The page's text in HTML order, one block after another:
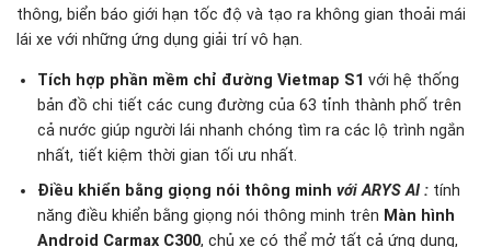
thông, biển báo giới hạn tốc độ và tạo ra không gian thoải mái
lái xe với những ứng dụng giải trí vô hạn.
Tích hợp phần mềm chỉ đường Vietmap S1 với hệ thống
bản đồ chi tiết các cung đường của 63 tỉnh thành phố trên
cả nước giúp người lái nhanh chóng tìm ra các lộ trình ngắn
nhất, tiết kiệm thời gian tối ưu nhất.
Điều khiển bằng giọng nói thông minh với ARYS AI : tính
năng điều khiển bằng giọng nói thông minh trên Màn hình
Android Carmax C300, chủ xe có thể mở tất cả ứng dụng,